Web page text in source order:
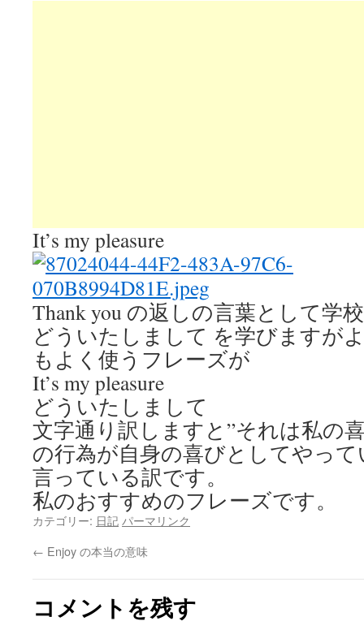
It’s my pleasure
Thank you の返しの言葉として学校
どういたしまして を学びますが
もよく使うフレーズが
It’s my pleasure
どういたしまして
文字通り訳しますと”それは私の
の行為が自身の喜びとしてやっ
言っている訳です。
私のおすすめのフレーズです。
カテゴリー: 日記 パーマリンク
← Enjoy の本当の意味
コメントを残す